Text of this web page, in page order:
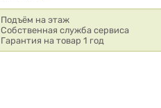
Подъём на этаж
Собственная служба сервиса
Гарантия на товар 1 год